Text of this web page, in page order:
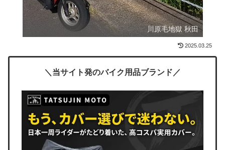
川原毛地獄 秋田
2025.03.25
＼当サイト発のバイク用品ブランド／